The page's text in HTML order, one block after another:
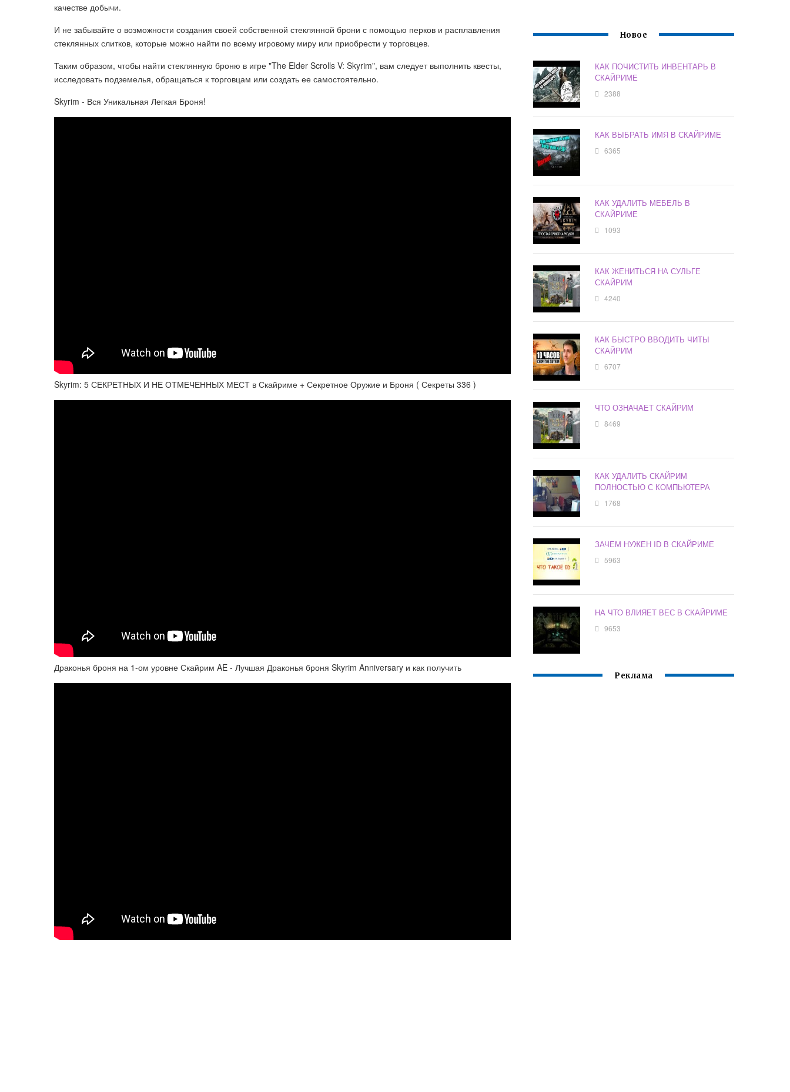
качестве добычи.
И не забывайте о возможности создания своей собственной стеклянной брони с помощью перков и расплавления
стеклянных слитков, которые можно найти по всему игровому миру или приобрести у торговцев.
Таким образом, чтобы найти стеклянную броню в игре "The Elder Scrolls V: Skyrim", вам следует выполнить квесты,
исследовать подземелья, обращаться к торговцам или создать ее самостоятельно.
Skyrim - Вся Уникальная Легкая Броня!
Skyrim: 5 СЕКРЕТНЫХ И НЕ ОТМЕЧЕННЫХ МЕСТ в Скайриме + Секретное Оружие и Броня ( Секреты 336 )
Драконья броня на 1-ом уровне Скайрим AE - Лучшая Драконья броня Skyrim Anniversary и как получить
Новое
КАК ПОЧИСТИТЬ ИНВЕНТАРЬ В
СКАЙРИМЕ
2388
КАК ВЫБРАТЬ ИМЯ В СКАЙРИМЕ
6365
КАК УДАЛИТЬ МЕБЕЛЬ В
СКАЙРИМЕ
1093
КАК ЖЕНИТЬСЯ НА СУЛЬГЕ
СКАЙРИМ
4240
КАК БЫСТРО ВВОДИТЬ ЧИТЫ
СКАЙРИМ
6707
ЧТО ОЗНАЧАЕТ СКАЙРИМ
8469
КАК УДАЛИТЬ СКАЙРИМ
ПОЛНОСТЬЮ С КОМПЬЮТЕРА
1768
ЗАЧЕМ НУЖЕН ID В СКАЙРИМЕ
5963
НА ЧТО ВЛИЯЕТ ВЕС В СКАЙРИМЕ
9653
Реклама